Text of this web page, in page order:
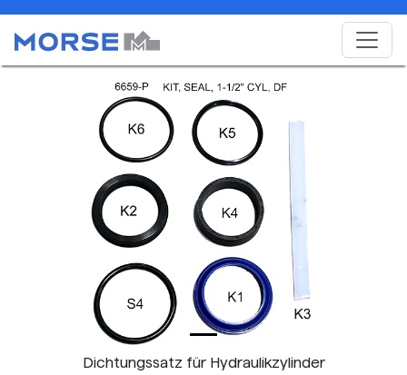
Dichtungssatz für Hydraulikzylinder